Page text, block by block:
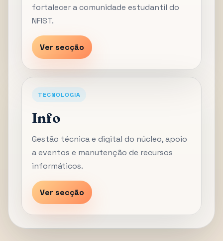
fortalecer a comunidade estudantil do
NFIST.
Ver secção
TECNOLOGIA
Info
Gestão técnica e digital do núcleo, apoio
a eventos e manutenção de recursos
informáticos.
Ver secção